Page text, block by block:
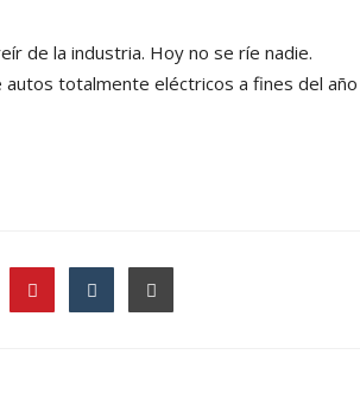
de la industria. Hoy no se ríe nadie.
autos totalmente eléctricos a fines del año